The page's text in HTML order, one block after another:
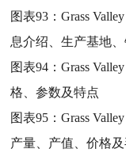
图表93：Grass
息介绍、生产基地
图表94：Grass
格、参数及特点
图表95：Grass
产量、产值、价格及